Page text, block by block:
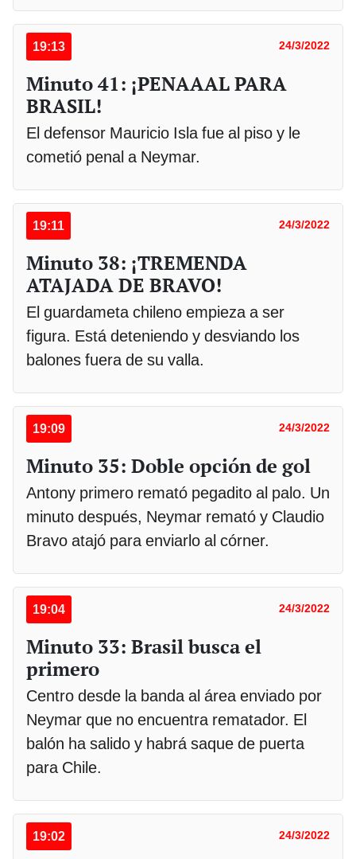
19:13 24/3/2022
Minuto 41: ¡PENAAAL PARA
BRASIL!
El defensor Mauricio Isla fue al piso y le
cometió penal a Neymar.
19:11 24/3/2022
Minuto 38: ¡TREMENDA
ATAJADA DE BRAVO!
El guardameta chileno empieza a ser
figura. Está deteniendo y desviando los
balones fuera de su valla.
19:09 24/3/2022
Minuto 35: Doble opción de gol
Antony primero remató pegadito al palo. Un
minuto después, Neymar remató y Claudio
Bravo atajó para enviarlo al córner.
19:04 24/3/2022
Minuto 33: Brasil busca el
primero
Centro desde la banda al área enviado por
Neymar que no encuentra rematador. El
balón ha salido y habrá saque de puerta
para Chile.
19:02 24/3/2022